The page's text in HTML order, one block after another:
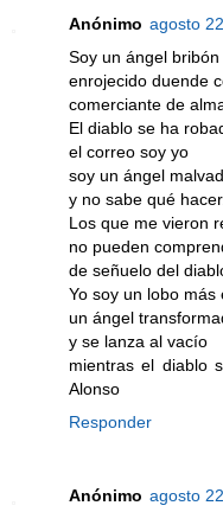
Anónimo agosto
Soy un ángel
enrojecido duende
comerciante de
El diablo se ha
el correo soy yo
soy un ángel
y no sabe qué hacer.
Los que me vieron
no pueden
de señuelo del
Yo soy un lobo más
un ángel
y se lanza al vacío
mientras el diablo
Alonso
Responder
Anónimo agosto